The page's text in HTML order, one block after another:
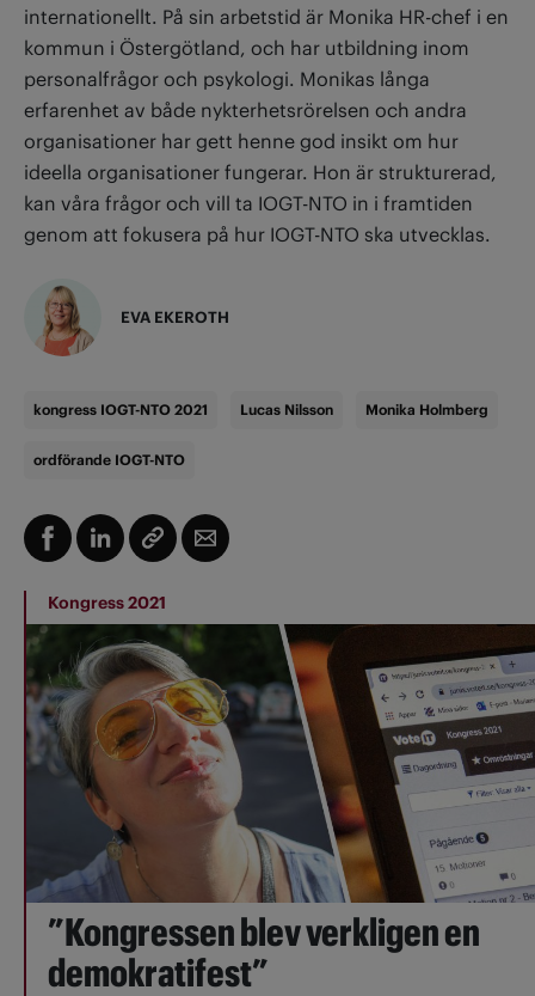
internationellt. På sin arbetstid är Monika HR-chef i en
kommun i Östergötland, och har utbildning inom
personalfrågor och psykologi. Monikas långa
erfarenhet av både nykterhetsrörelsen och andra
organisationer har gett henne god insikt om hur
ideella organisationer fungerar. Hon är strukturerad,
kan våra frågor och vill ta IOGT-NTO in i framtiden
genom att fokusera på hur IOGT-NTO ska utvecklas.
EVA EKEROTH
kongress IOGT-NTO 2021 Lucas Nilsson Monika Holmberg
ordförande IOGT-NTO
Kongress 2021
”Kongressen blev verkligen en
demokratifest”